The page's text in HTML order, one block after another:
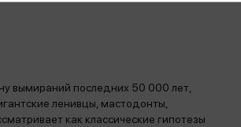
вымираний последних 50 000 лет,
ленивцы, мастодонты,
как классические гипотезы